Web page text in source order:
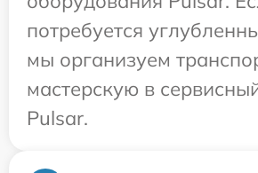
потребуется
мы организуем
мастерскую в
Pulsar.